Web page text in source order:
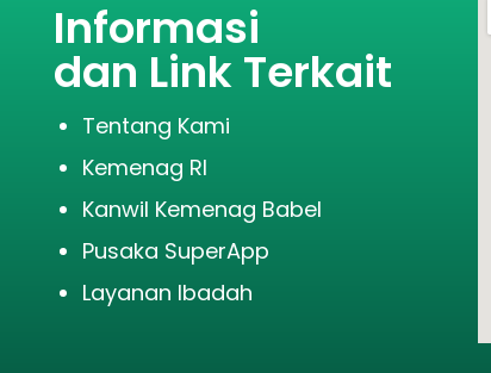
Informasi
dan Link Terkait
Tentang Kami
Kemenag RI
Kanwil Kemenag Babel
Pusaka SuperApp
Layanan Ibadah